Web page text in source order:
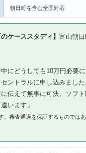
朝日町を含む全国対応
ケーススタディ】 富山朝
中にどうしても10万円必要
ントラルに申し込みまし
伝えて無事に可決。ソフ
います」
。審査通過を保証するものでは